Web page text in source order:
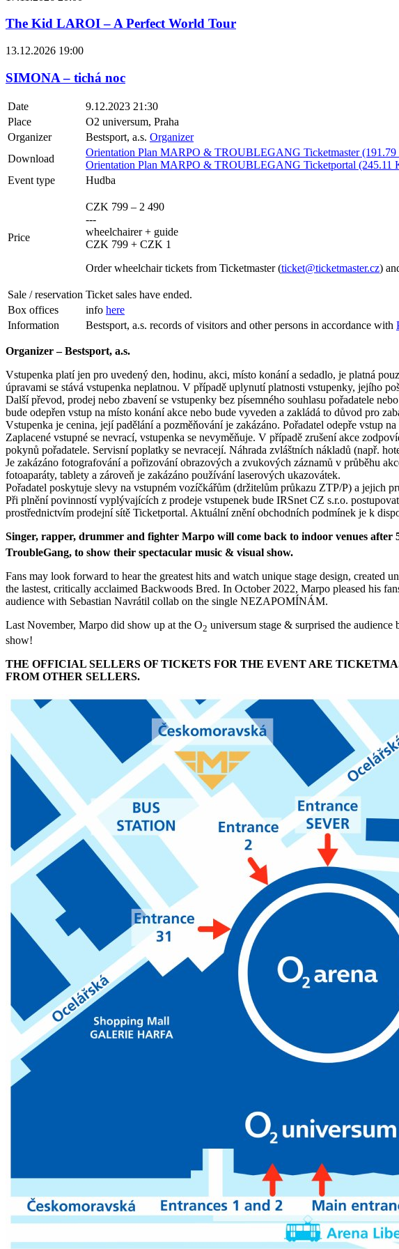
The Kid LAROI – A Perfect World Tour
13.12.2026 19:00
SIMONA – tichá noc
Date
9.12.2023 21:30
Place
O2 universum, Praha
Organizer
Bestsport, a.s. Organizer
Download
Orientation Plan MARPO & TROUBLEGANG Ticketmaster
Orientation Plan MARPO & TROUBLEGANG Ticketportal (245.11
Event type
Hudba
Price
CZK 799 – 2 490
---
wheelchairer + guide
CZK 799 + CZK 1
Order wheelchair tickets from Ticketmaster (ticket@ticketmaster.cz)
Sale / reservation Ticket sales have ended.
Box offices
info here
Information
Bestsport, a.s. records of visitors and other persons in accordance with
Organizer – Bestsport, a.s.
Vstupenka platí jen pro uvedený den, hodinu, akci, místo konání a sedadlo, je platná
úpravami se stává vstupenka neplatnou. V případě uplynutí platnosti vstupenky, jejího
Další převod, prodej nebo zbavení se vstupenky bez písemného souhlasu pořadatele
bude odepřen vstup na místo konání akce nebo bude vyveden a zakládá to důvod pro
Vstupenka je cenina, její padělání a pozměňování je zakázáno. Pořadatel odepře vstup
Zaplacené vstupné se nevrací, vstupenka se nevyměňuje. V případě zrušení akce
pokynů pořadatele. Servisní poplatky se nevracejí. Náhrada zvláštních nákladů (např.
Je zakázáno fotografování a pořizování obrazových a zvukových záznamů v průběhu
fotoaparáty, tablety a zároveň je zakázáno používání laserových ukazovátek.
Pořadatel poskytuje slevy na vstupném vozíčkářům (držitelům průkazu ZTP/P) a jejich
Při plnění povinností vyplývajících z prodeje vstupenek bude IRSnet CZ s.r.o.
prostřednictvím prodejní sítě Ticketportal. Aktuální znění obchodních podmínek je k
Singer, rapper, drummer and fighter Marpo will come back to indoor venues after
TroubleGang, to show their spectacular music & visual show.
Fans may look forward to hear the greatest hits and watch unique stage design, created
the lastest, critically acclaimed Backwoods Bred. In October 2022, Marpo pleased his
audience with Sebastian Navrátil collab on the single NEZAPOMÍNÁM.
Last November, Marpo did show up at the O2 universum stage & surprised the
show!
THE OFFICIAL SELLERS OF TICKETS FOR THE EVENT ARE
FROM OTHER SELLERS.